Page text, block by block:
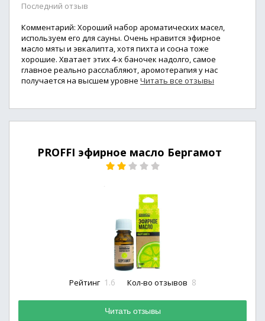
Последний отзыв
Комментарий: Хороший набор ароматических масел,
используем его для сауны. Очень нравится эфирное
масло мяты и эвкалипта, хотя пихта и сосна тоже
хорошие. Хватает этих 4-х баночек надолго, самое
главное реально расслабляют, аромотерапия у нас
получается на высшем уровне Читать все отзывы
PROFFI эфирное масло Бергамот
Рейтинг 1.6 Кол-во отзывов 8
Читать отзывы